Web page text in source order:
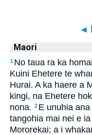
◄
Maori
1 No taua ra ka
Kuini Ehetere te
Hurai. A ka haere a
kingi, na Ehetere
nona. 2 E unuhia
tangohia mai nei e
Mororekai; a i